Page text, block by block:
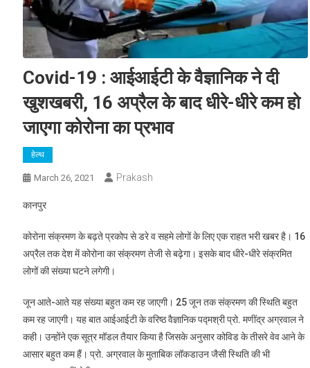
Covid-19 : आईआईटी के वैज्ञानिक ने दी
खुशखबरी, 16 अप्रैल के बाद धीरे-धीरे कम हो
जाएगा कोरोना का प्रभाव
हेल्थ
March 26, 2021 Prakash
कानपुर
कोरोना संक्रमण के बढ़ते प्रकोप से डरे व सहमे लोगों के लिए एक राहत भरी खबर है। 16
अप्रैल तक देश में कोरोना का संक्रमण तेजी से बढ़ेगा। इसके बाद धीरे-धीरे संक्रमित
लोगों की संख्या घटने लगेगी।
जून आते-आते यह संख्या बहुत कम रह जाएगी। 25 जून तक संक्रमण की स्थिति बहुत
कम रह जाएगी। यह बात आईआईटी के वरिष्ठ वैज्ञानिक पद्मश्री प्रो. मणींद्र अग्रवाल ने
कही। उन्होंने एक सूत्र मॉडल तैयार किया है जिसके अनुसार कोविड के तीसरे वेव आने के
आसार बहुत कम हैं। प्रो. अग्रवाल के मुताबिक लॉकडाउन जैसी स्थिति की भी